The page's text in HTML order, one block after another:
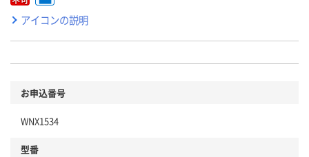
アイコンの説明
お申込番号
WNX1534
型番